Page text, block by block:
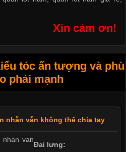
Xin cám ơn!
tóc ấn tượng và phù
phái mạnh
nhẫn vẫn không thể chia tay
Đai lưng: